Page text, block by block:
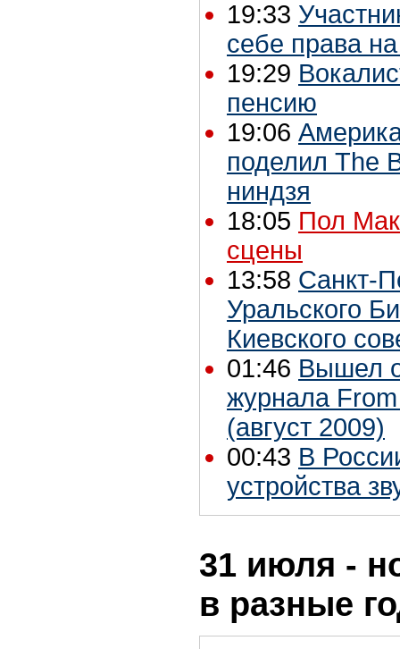
19:33
себе права
19:29
пенсию
19:06
поделил The
ниндзя
18:05 Пол
сцены
13:58 Санкт-
Уральского
Киевского
01:46 Вышел
журнала
(август 2009)
00:43 В
устройства
31 июля -
в разные